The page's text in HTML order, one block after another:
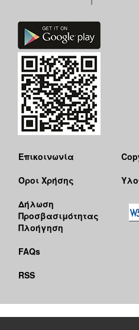
Επικοινωνία
Όροι Χρήσης
Δήλωση
Προσβασιμότητας
Πλοήγηση
FAQs
RSS